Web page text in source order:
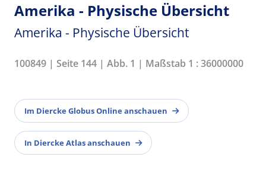
Amerika - Physische Übersicht
Amerika - Physische Übersicht
100849 | Seite 144 | Abb. 1 | Maßstab 1 : 36000000
Im Diercke Globus Online anschauen
In Diercke Atlas anschauen